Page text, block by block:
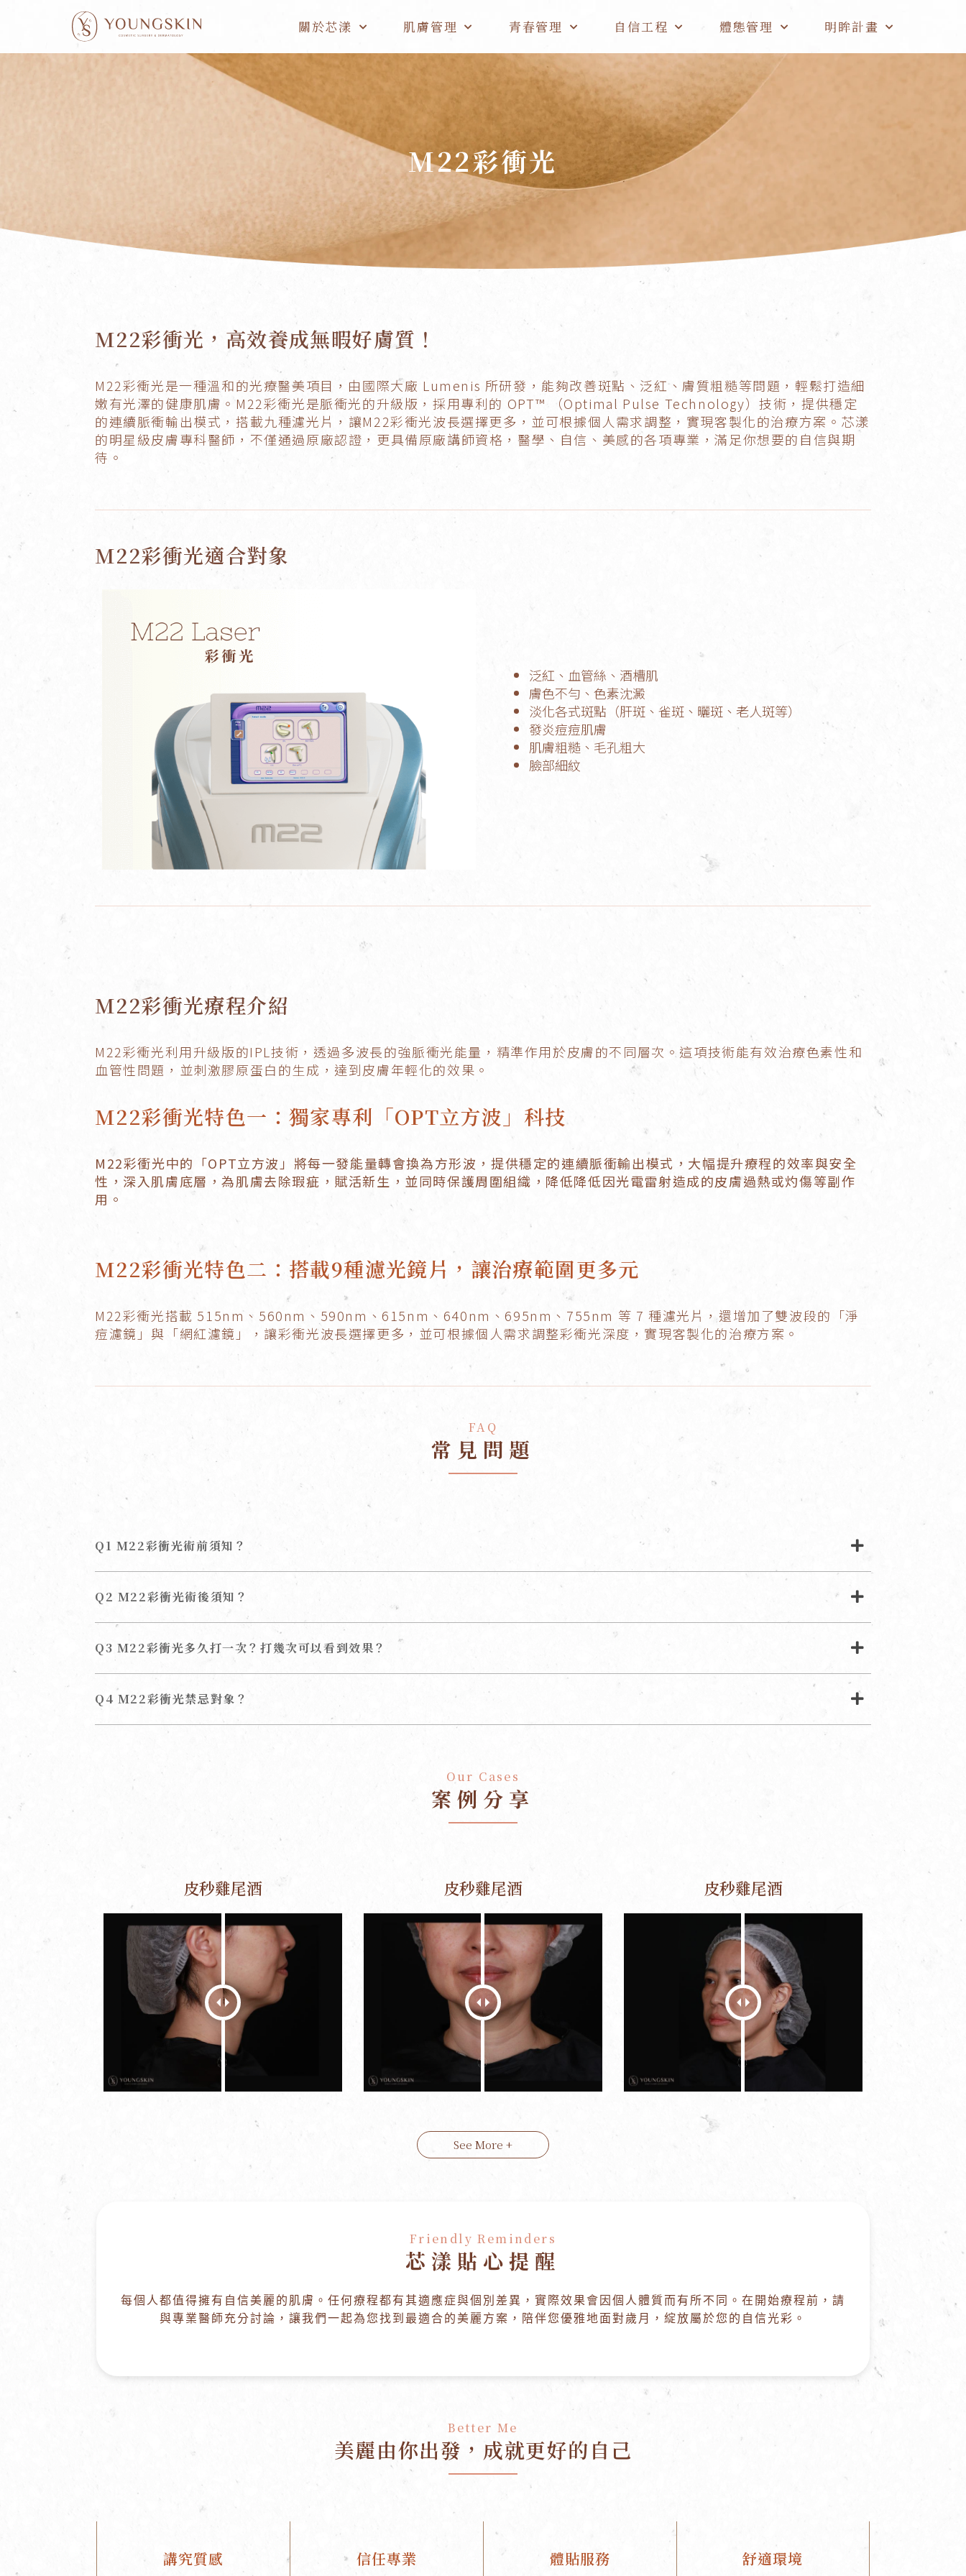
關於芯漾 肌膚管理 青春管理 自信工程 體態管理 明眸計畫
M22彩衝光
M22彩衝光，高效養成無暇好膚質！
M22彩衝光是一種溫和的光療醫美項目，由國際大廠 Lumenis 所研發，能夠改善斑點、泛紅、膚質粗糙等問題，輕鬆打造細
嫩有光澤的健康肌膚。M22彩衝光是脈衝光的升級版，採用專利的 OPT™ （Optimal Pulse Technology）技術，提供穩定
的連續脈衝輸出模式，搭載九種濾光片，讓M22彩衝光波長選擇更多，並可根據個人需求調整，實現客製化的治療方案。芯漾
的明星級皮膚專科醫師，不僅通過原廠認證，更具備原廠講師資格，醫學、自信、美感的各項專業，滿足你想要的自信與期
待。
M22彩衝光適合對象
泛紅、血管絲、酒槽肌
膚色不勻、色素沈澱
淡化各式斑點（肝斑、雀斑、曬斑、老人斑等）
發炎痘痘肌膚
肌膚粗糙、毛孔粗大
臉部細紋
M22彩衝光療程介紹
M22彩衝光利用升級版的IPL技術，透過多波長的強脈衝光能量，精準作用於皮膚的不同層次。這項技術能有效治療色素性和
血管性問題，並刺激膠原蛋白的生成，達到皮膚年輕化的效果。
M22彩衝光特色一：獨家專利「OPT立方波」科技
M22彩衝光中的「OPT立方波」將每一發能量轉會換為方形波，提供穩定的連續脈衝輸出模式，大幅提升療程的效率與安全
性， 深入肌膚底層，為肌膚去除瑕疵，賦活新生，並同時保護周圍組織，降低降低因光電雷射造成的皮膚過熱或灼傷等副作
用。
M22彩衝光特色二：搭載9種濾光鏡片，讓治療範圍更多元
M22彩衝光搭載 515nm、560nm、590nm、615nm、640nm、695nm、755nm 等 7 種濾光片，還增加了雙波段的「淨
痘濾鏡」與「網紅濾鏡」，讓彩衝光波長選擇更多，並可根據個人需求調整彩衝光深度，實現客製化的治療方案。
FAQ
常見問題
Q1 M22彩衝光術前須知？
Q2 M22彩衝光術後須知？
Q3 M22彩衝光多久打一次？打幾次可以看到效果？
Q4 M22彩衝光禁忌對象？
Our Cases
案例分享
皮秒雞尾酒 皮秒雞尾酒 皮秒雞尾酒
See More +
Friendly Reminders
芯漾貼心提醒
每個人都值得擁有自信美麗的肌膚。任何療程都有其適應症與個別差異，實際效果會因個人體質而有所不同。在開始療程前，請
與專業醫師充分討論，讓我們一起為您找到最適合的美麗方案，陪伴您優雅地面對歲月，綻放屬於您的自信光彩。
Better Me
美麗由你出發， 成就更好的自己
講究質感 信任專業 體貼服務 舒適環境